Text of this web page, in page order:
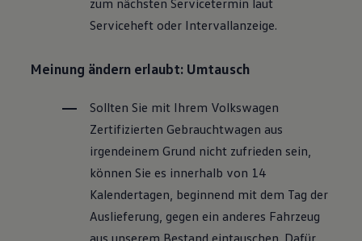
Lifestyle
Elektromobilität
Pannen- und Unfallhilfe
Volkswagen Kundenbetreuung
Serviceheft oder Intervallanzeige.
Meinung ändern erlaubt: Umtausch
Sollten Sie mit Ihrem Volkswagen
Zertifizierten Gebrauchtwagen aus
irgendeinem Grund nicht zufrieden sein,
können Sie es innerhalb von 14
Kalendertagen, beginnend mit dem Tag der
Auslieferung, gegen ein anderes Fahrzeug
aus unserem Bestand eintauschen. Dafür